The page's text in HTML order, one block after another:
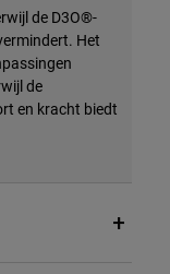
de D3O®-
Het
de
en kracht biedt